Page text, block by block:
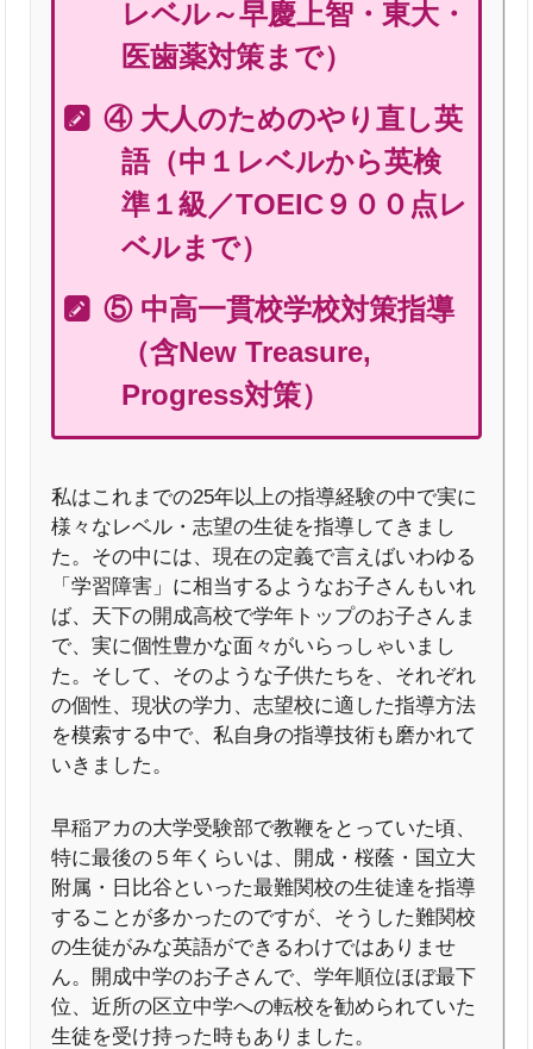
レベル～早慶上智・東大・
医歯薬対策まで）
④ 大人のためのやり直し英
語（中１レベルから英検
準１級／TOEIC９００点レ
ベルまで）
⑤ 中高一貫校学校対策指導
（含New Treasure,
Progress対策）
私はこれまでの25年以上の指導経験の中で実に
様々なレベル・志望の生徒を指導してきまし
た。その中には、現在の定義で言えばいわゆる
「学習障害」に相当するようなお子さんもいれ
ば、天下の開成高校で学年トップのお子さんま
で、実に個性豊かな面々がいらっしゃいまし
た。そして、そのような子供たちを、それぞれ
の個性、現状の学力、志望校に適した指導方法
を模索する中で、私自身の指導技術も磨かれて
いきました。
早稲アカの大学受験部で教鞭をとっていた頃、
特に最後の５年くらいは、開成・桜蔭・国立大
附属・日比谷といった最難関校の生徒達を指導
することが多かったのですが、そうした難関校
の生徒がみな英語ができるわけではありませ
ん。開成中学のお子さんで、学年順位ほぼ最下
位、近所の区立中学への転校を勧められていた
生徒を受け持った時もありました。